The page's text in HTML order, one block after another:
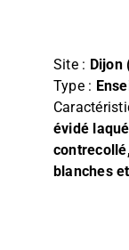
Site : Dijon
Type :
évidé
blanches